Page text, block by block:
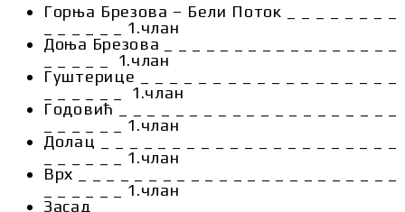
Горња Брезова – Бели Поток _ _ _ _ _ _ _ _
_ _ _ _ _ _ 1.члан
Доња Брезова _ _ _ _ _ _ _ _ _ _ _ _ _ _ _ _ _
_ _ _ _ _ 1.члан
Гуштерице _ _ _ _ _ _ _ _ _ _ _ _ _ _ _ _ _ _
_ _ _ _ _ _ 1.члан
Годовић _ _ _ _ _ _ _ _ _ _ _ _ _ _ _ _ _ _ _ _
_ _ _ _ _ _ 1.члан
Долац _ _ _ _ _ _ _ _ _ _ _ _ _ _ _ _ _ _ _ _ _
_ _ _ _ _ _ 1.члан
Врх _ _ _ _ _ _ _ _ _ _ _ _ _ _ _ _ _ _ _ _ _ _ _
_ _ _ _ _ _ 1.члан
Засад _ _ _ _ _ _ _ _ _ _ _ _ _ _ _ _ _ _ _ _ _ _